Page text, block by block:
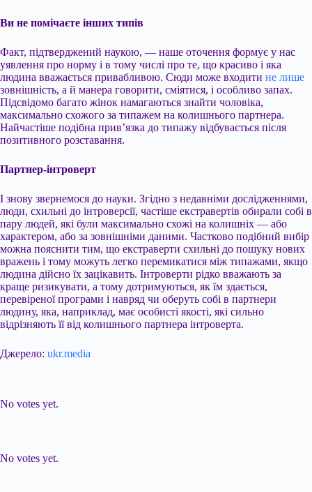
Ви не помічаєте інших типів
Факт, підтверджений наукою, — наше оточення формує у нас
уявлення про норму і в тому числі про те, що красиво і яка
людина вважається привабливою. Сюди може входити не лише
зовнішність, а й манера говорити, сміятися, і особливо запах.
Підсвідомо багато жінок намагаються знайти чоловіка,
максимально схожого за типажем на колишнього партнера.
Найчастіше подібна прив’язка до типажу відбувається після
позитивного розставання.
Партнер-інтроверт
І знову звернемося до науки. Згідно з недавніми дослідженнями,
люди, схильні до інтроверсії, частіше екстравертів обирали собі в
пару людей, які були максимально схожі на колишніх — або
характером, або за зовнішніми даними. Частково подібний вибір
можна пояснити тим, що екстраверти схильні до пошуку нових
вражень і тому можуть легко перемикатися між типажами, якщо
людина дійсно їх зацікавить. Інтроверти рідко вважають за
краще ризикувати, а тому дотримуються, як їм здається,
перевіреної програми і навряд чи оберуть собі в партнери
людину, яка, наприклад, має особисті якості, які сильно
відрізняють її від колишнього партнера інтроверта.
Джерело: ukr.media
No votes yet.
No votes yet.